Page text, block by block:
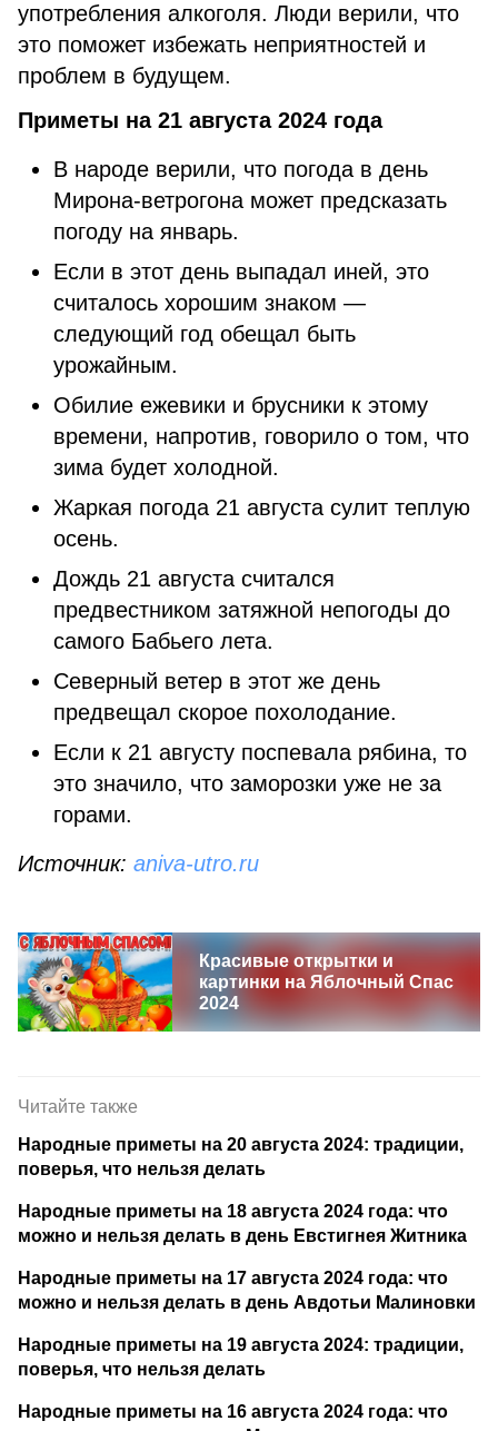
употребления алкоголя. Люди верили, что
это поможет избежать неприятностей и
проблем в будущем.
Приметы на 21 августа 2024 года
В народе верили, что погода в день
Мирона-ветрогона может предсказать
погоду на январь.
Если в этот день выпадал иней, это
считалось хорошим знаком —
следующий год обещал быть
урожайным.
Обилие ежевики и брусники к этому
времени, напротив, говорило о том, что
зима будет холодной.
Жаркая погода 21 августа сулит теплую
осень.
Дождь 21 августа считался
предвестником затяжной непогоды до
самого Бабьего лета.
Северный ветер в этот же день
предвещал скорое похолодание.
Если к 21 августу поспевала рябина, то
это значило, что заморозки уже не за
горами.
Источник: aniva-utro.ru
Красивые открытки и
картинки на Яблочный Спас
2024
Читайте также
Народные приметы на 20 августа 2024: традиции,
поверья, что нельзя делать
Народные приметы на 18 августа 2024 года: что
можно и нельзя делать в день Евстигнея Житника
Народные приметы на 17 августа 2024 года: что
можно и нельзя делать в день Авдотьи Малиновки
Народные приметы на 19 августа 2024: традиции,
поверья, что нельзя делать
Народные приметы на 16 августа 2024 года: что